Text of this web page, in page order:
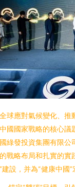
球應對氣候變化、推
國國家戰略的核心議
綠發投資集團有限公
戰略布局和扎實的實
建設，并為“健康中國